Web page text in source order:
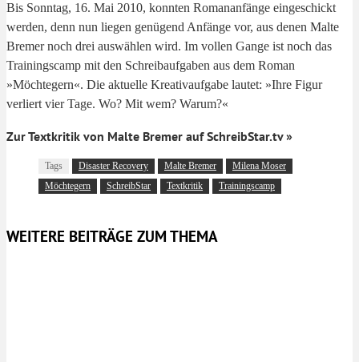
Bis Sonntag, 16. Mai 2010, konnten Romananfänge eingeschickt
werden, denn nun liegen genügend Anfänge vor, aus denen Malte
Bremer noch drei auswählen wird. Im vollen Gange ist noch das
Trainingscamp mit den Schreibaufgaben aus dem Roman
»Möchtegern«. Die aktuelle Kreativaufgabe lautet: »Ihre Figur
verliert vier Tage. Wo? Mit wem? Warum?«
Zur Textkritik von Malte Bremer auf SchreibStar.tv »
Tags Disaster Recovery Malte Bremer
Milena Moser
Möchtegern
SchreibStar Textkritik Trainingscamp
WEITERE BEITRÄGE ZUM THEMA